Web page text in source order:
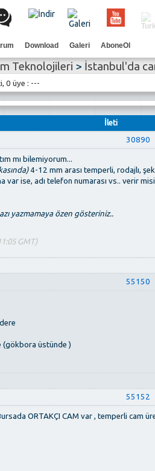
Download Galeri AboneOl
Teknolojileri > İstanbul'da
0 üye : ---
İleti
30890
mı bilemiyorum...
4-12 mm arası temperli, rodajlı,
var ise, adı telefon numarası vs.. verir
yazmamaya özen gösteriniz..
GMT)
55150
(gökbora üstünde )
55152
ORTAKÇI CAM var , temperli cam